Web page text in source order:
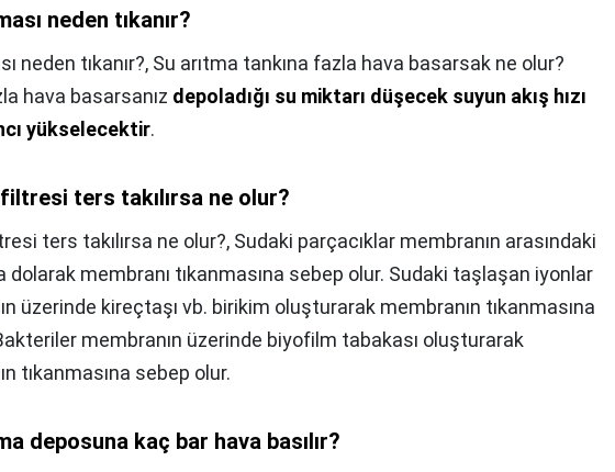
neden tıkanır?
neden tıkanır?, Su arıtma tankına fazla hava basarsak ne olur?
hava basarsanız depoladığı su miktarı düşecek suyun akış hızı
yükselecektir.
ters takılırsa ne olur?
ters takılırsa ne olur?, Sudaki parçacıklar membranın arasındaki
dolarak membranı tıkanmasına sebep olur. Sudaki taşlaşan iyonlar
üzerinde kireçtaşı vb. birikim oluşturarak membranın tıkanmasına
membranın üzerinde biyofilm tabakası oluşturarak
tıkanmasına sebep olur.
deposuna kaç bar hava basılır?